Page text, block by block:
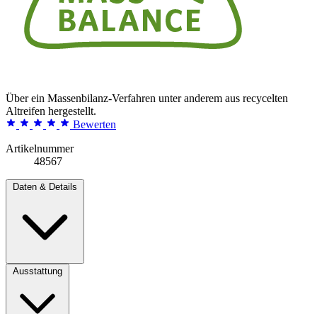
Über ein Massenbilanz-Verfahren unter anderem aus recycelten
Altreifen hergestellt.
Bewerten
Artikelnummer
48567
Daten & Details
Ausstattung